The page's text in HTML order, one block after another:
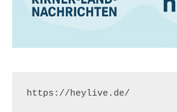
https://heylive.de/